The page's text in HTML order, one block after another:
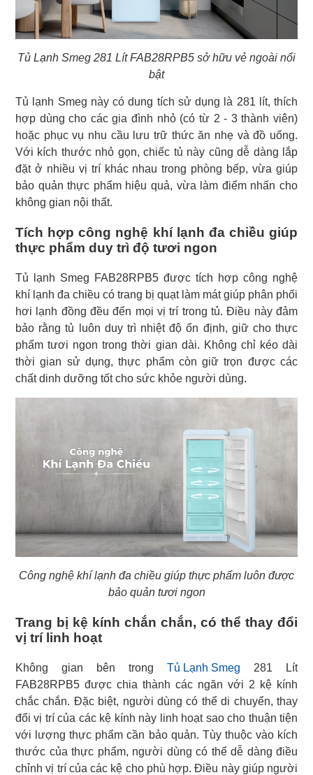
Tủ Lạnh Smeg 281 Lít FAB28RPB5 sở hữu vẻ ngoài nổi
bật
Tủ lạnh Smeg này có dung tích sử dụng là 281 lít, thích
hợp dùng cho các gia đình nhỏ (có từ 2 - 3 thành viên)
hoặc phục vụ nhu cầu lưu trữ thức ăn nhẹ và đồ uống.
Với kích thước nhỏ gọn, chiếc tủ này cũng dễ dàng lắp
đặt ở nhiều vị trí khác nhau trong phòng bếp, vừa giúp
bảo quản thực phẩm hiệu quả, vừa làm điểm nhấn cho
không gian nội thất.
Tích hợp công nghệ khí lạnh đa chiều giúp
thực phẩm duy trì độ tươi ngon
Tủ lạnh Smeg FAB28RPB5 được tích hợp công nghệ
khí lạnh đa chiều có trang bị quạt làm mát giúp phân phối
hơi lạnh đồng đều đến mọi vị trí trong tủ. Điều này đảm
bảo rằng tủ luôn duy trì nhiệt độ ổn định, giữ cho thực
phẩm tươi ngon trong thời gian dài. Không chỉ kéo dài
thời gian sử dụng, thực phẩm còn giữ trọn được các
chất dinh dưỡng tốt cho sức khỏe người dùng.
Công nghệ khí lạnh đa chiều giúp thực phẩm luôn được
bảo quản tươi ngon
Trang bị kệ kính chắn chắn, có thể thay đổi
vị trí linh hoạt
Không gian bên trong Tủ Lạnh Smeg 281 Lít
FAB28RPB5 được chia thành các ngăn với 2 kệ kính
chắc chắn. Đặc biệt, người dùng có thể di chuyển, thay
đổi vị trí của các kệ kính này linh hoạt sao cho thuận tiện
với lượng thực phẩm cần bảo quản. Tùy thuộc vào kích
thước của thực phẩm, người dùng có thể dễ dàng điều
chỉnh vị trí của các kệ cho phù hợp. Điều này giúp người